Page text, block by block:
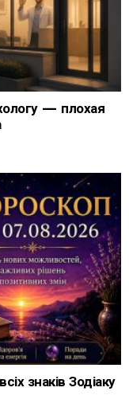
— плохая
знаків Зодіаку